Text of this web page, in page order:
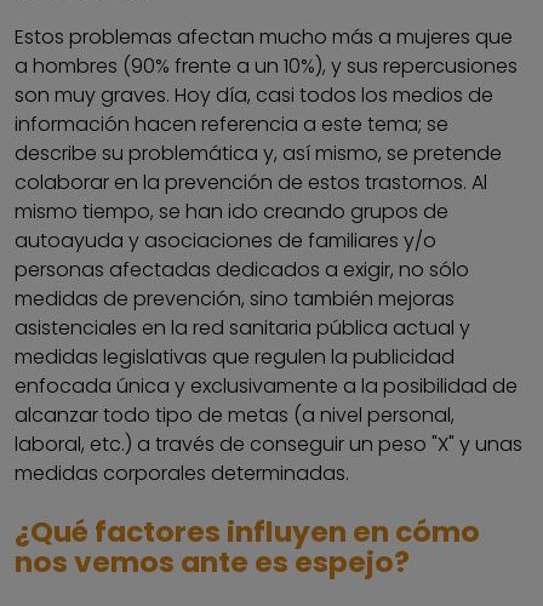
Estos problemas afectan mucho más a mujeres que
a hombres (90% frente a un 10%), y sus repercusiones
son muy graves. Hoy día, casi todos los medios de
información hacen referencia a este tema; se
describe su problemática y, así mismo, se pretende
colaborar en la prevención de estos trastornos. Al
mismo tiempo, se han ido creando grupos de
autoayuda y asociaciones de familiares y/o
personas afectadas dedicados a exigir, no sólo
medidas de prevención, sino también mejoras
asistenciales en la red sanitaria pública actual y
medidas legislativas que regulen la publicidad
enfocada única y exclusivamente a la posibilidad de
alcanzar todo tipo de metas (a nivel personal,
laboral, etc.) a través de conseguir un peso "X" y unas
medidas corporales determinadas.
¿Qué factores influyen en cómo
nos vemos ante es espejo?